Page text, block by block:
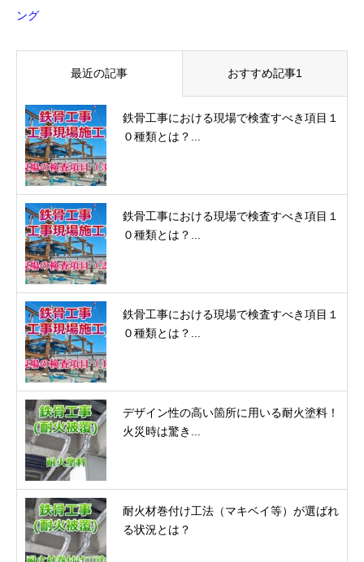
最近の記事 おすすめ記事1
鉄骨工事における現場で検査すべき項目１
０種類とは？...
鉄骨工事における現場で検査すべき項目１
０種類とは？...
鉄骨工事における現場で検査すべき項目１
０種類とは？...
デザイン性の高い箇所に用いる耐火塗料！
火災時は驚き...
耐火材巻付け工法（マキベイ等）が選ばれ
る状況とは？